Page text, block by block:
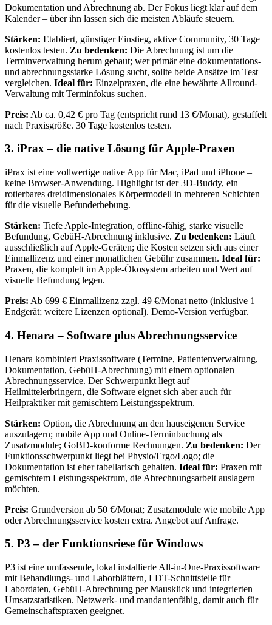
Dokumentation und Abrechnung ab. Der Fokus liegt klar auf dem
Kalender – über ihn lassen sich die meisten Abläufe steuern.
Stärken: Etabliert, günstiger Einstieg, aktive Community, 30 Tage
kostenlos testen. Zu bedenken: Die Abrechnung ist um die
Terminverwaltung herum gebaut; wer primär eine dokumentations-
und abrechnungsstarke Lösung sucht, sollte beide Ansätze im Test
vergleichen. Ideal für: Einzelpraxen, die eine bewährte Allround-
Verwaltung mit Terminfokus suchen.
Preis: Ab ca. 0,42 € pro Tag (entspricht rund 13 €/Monat), gestaffelt
nach Praxisgröße. 30 Tage kostenlos testen.
3. iPrax – die native Lösung für Apple-Praxen
iPrax ist eine vollwertige native App für Mac, iPad und iPhone –
keine Browser-Anwendung. Highlight ist der 3D-Buddy, ein
rotierbares dreidimensionales Körpermodell in mehreren Schichten
für die visuelle Befunderhebung.
Stärken: Tiefe Apple-Integration, offline-fähig, starke visuelle
Befundung, GebüH-Abrechnung inklusive. Zu bedenken: Läuft
ausschließlich auf Apple-Geräten; die Kosten setzen sich aus einer
Einmallizenz und einer monatlichen Gebühr zusammen. Ideal für:
Praxen, die komplett im Apple-Ökosystem arbeiten und Wert auf
visuelle Befundung legen.
Preis: Ab 699 € Einmallizenz zzgl. 49 €/Monat netto (inklusive 1
Endgerät; weitere Lizenzen optional). Demo-Version verfügbar.
4. Henara – Software plus Abrechnungsservice
Henara kombiniert Praxissoftware (Termine, Patientenverwaltung,
Dokumentation, GebüH-Abrechnung) mit einem optionalen
Abrechnungsservice. Der Schwerpunkt liegt auf
Heilmittelerbringern, die Software eignet sich aber auch für
Heilpraktiker mit gemischtem Leistungsspektrum.
Stärken: Option, die Abrechnung an den hauseigenen Service
auszulagern; mobile App und Online-Terminbuchung als
Zusatzmodule; GoBD-konforme Rechnungen. Zu bedenken: Der
Funktionsschwerpunkt liegt bei Physio/Ergo/Logo; die
Dokumentation ist eher tabellarisch gehalten. Ideal für: Praxen mit
gemischtem Leistungsspektrum, die Abrechnungsarbeit auslagern
möchten.
Preis: Grundversion ab 50 €/Monat; Zusatzmodule wie mobile App
oder Abrechnungsservice kosten extra. Angebot auf Anfrage.
5. P3 – der Funktionsriese für Windows
P3 ist eine umfassende, lokal installierte All-in-One-Praxissoftware
mit Behandlungs- und Laborblättern, LDT-Schnittstelle für
Labordaten, GebüH-Abrechnung per Mausklick und integrierten
Umsatzstatistiken. Netzwerk- und mandantenfähig, damit auch für
Gemeinschaftspraxen geeignet.